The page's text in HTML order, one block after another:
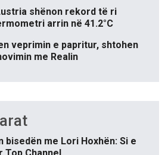
shënon rekord të ri
arrin në 41.2°C
veprimin e papritur, shtohen
me Realin
bisedën me Lori Hoxhën: Si e